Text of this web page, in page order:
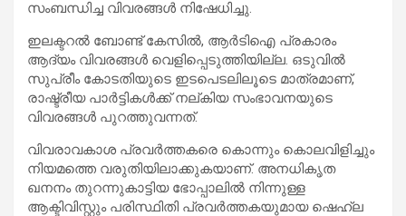
സംബന്ധിച്ച വിവരങ്ങള്‍ നിഷേധിച്ചു.
ഇലക്ടറല്‍ ബോണ്ട് കേസില്‍, ആര്‍ടിഐ പ്രകാരം
ആദ്യം വിവരങ്ങള്‍ വെളിപ്പെടുത്തിയില്ല. ഒടുവില്‍
സുപ്രീം കോടതിയുടെ ഇടപെടലിലൂടെ മാത്രമാണ്,
രാഷ്ട്രീയ പാര്‍ട്ടികള്‍ക്ക് നല്കിയ സംഭാവനയുടെ
വിവരങ്ങള്‍ പുറത്തുവന്നത്.
വിവരാവകാശ പ്രവര്‍ത്തകരെ കൊന്നും കൊലവിളിച്ചും
നിയമത്തെ വരുതിയിലാക്കുകയാണ്. അനധികൃത
ഖനനം തുറന്നുകാട്ടിയ ഭോപ്പാലില്‍ നിന്നുള്ള
ആക്ടിവിസ്റ്റും പരിസ്ഥിതി പ്രവര്‍ത്തകയുമായ ഷെഹ്ല